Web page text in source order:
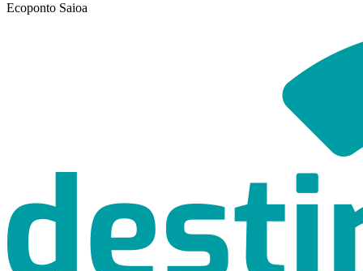
Ecoponto Saioa